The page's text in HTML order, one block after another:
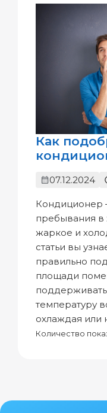
Как
07.12.2024
Кондиционер
пребывания
жаркое и
статьи вы
правильно
площади
температуру
охлаждая или
Количество